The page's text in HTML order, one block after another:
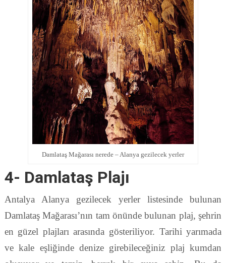
Damlataş Mağarası nerede – Alanya gezilecek yerler
4- Damlataş Plajı
Antalya Alanya gezilecek yerler listesinde bulunan
Damlataş Mağarası’nın tam önünde bulunan plaj, şehrin
en güzel plajları arasında gösteriliyor. Tarihi yarımada
ve kale eşliğinde denize girebileceğiniz plaj kumdan